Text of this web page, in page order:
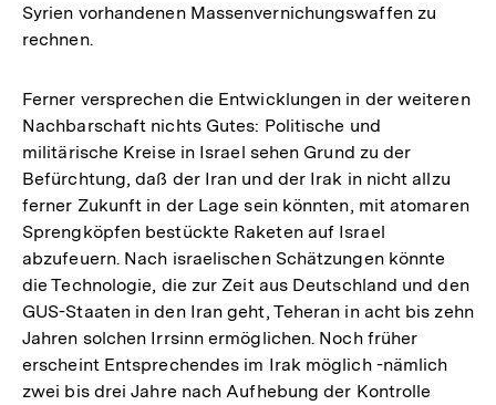
Syrien vorhandenen Massenvernichungswaffen zu
rechnen.
Ferner versprechen die Entwicklungen in der weiteren
Nachbarschaft nichts Gutes: Politische und
militärische Kreise in Israel sehen Grund zu der
Befürchtung, daß der Iran und der Irak in nicht allzu
ferner Zukunft in der Lage sein könnten, mit atomaren
Sprengköpfen bestückte Raketen auf Israel
abzufeuern. Nach israelischen Schätzungen könnte
die Technologie, die zur Zeit aus Deutschland und den
GUS-Staaten in den Iran geht, Teheran in acht bis zehn
Jahren solchen Irrsinn ermöglichen. Noch früher
erscheint Entsprechendes im Irak möglich -nämlich
zwei bis drei Jahre nach Aufhebung der Kontrolle